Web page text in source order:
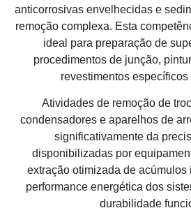
anticorrosivas envelhecidas e
remoção complexa. Esta
ideal para preparação de
procedimentos de junção,
revestimentos específicos
Atividades de remoção de
condensadores e aparelhos de
significativamente da
disponibilizadas por
extração otimizada de acúmulos
performance energética dos
durabilidade